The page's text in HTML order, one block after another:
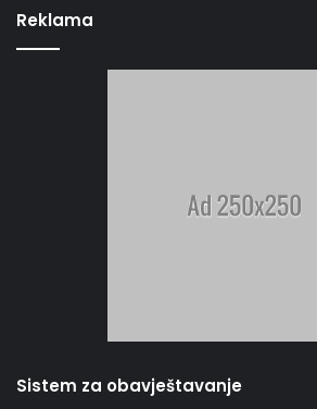
Reklama
Sistem za obavještavanje